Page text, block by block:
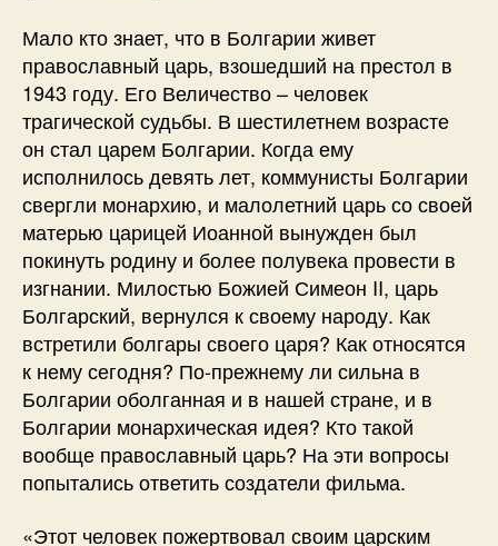
Мало кто знает, что в Болгарии живет
православный царь, взошедший на престол в
1943 году. Его Величество – человек
трагической судьбы. В шестилетнем возрасте
он стал царем Болгарии. Когда ему
исполнилось девять лет, коммунисты Болгарии
свергли монархию, и малолетний царь со своей
матерью царицей Иоанной вынужден был
покинуть родину и более полувека провести в
изгнании. Милостью Божией Симеон II, царь
Болгарский, вернулся к своему народу. Как
встретили болгары своего царя? Как относятся
к нему сегодня? По-прежнему ли сильна в
Болгарии оболганная и в нашей стране, и в
Болгарии монархическая идея? Кто такой
вообще православный царь? На эти вопросы
попытались ответить создатели фильма.
«Этот человек пожертвовал своим царским